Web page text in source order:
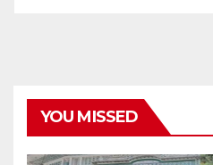
YOU MISSED